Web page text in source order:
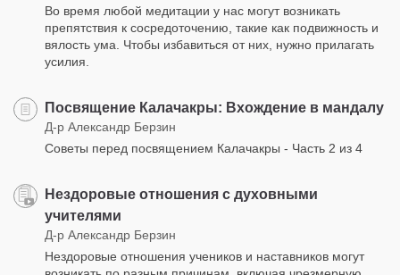
Во время любой медитации у нас могут возникать
препятствия к сосредоточению, такие как подвижность и
вялость ума. Чтобы избавиться от них, нужно прилагать
усилия.
Посвящение Калачакры: Вхождение в мандалу
Д-р Александр Берзин
Советы перед посвящением Калачакры - Часть 2 из 4
Нездоровые отношения с духовными
учителями
Д-р Александр Берзин
Нездоровые отношения учеников и наставников могут